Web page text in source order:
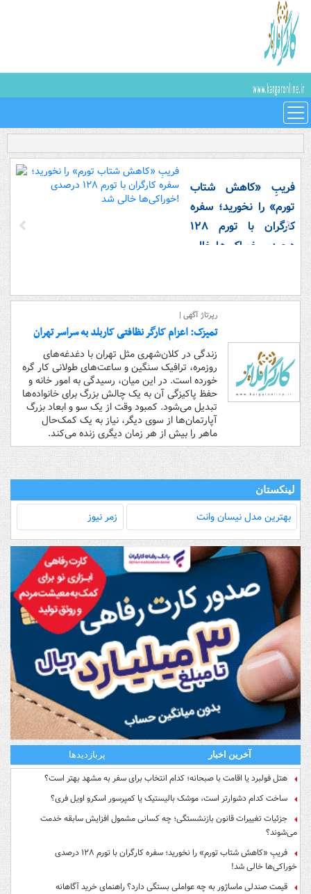
فریبِ «کاهش شتاب
تورم» را نخورید؛ سفره
کارگران با تورم ۱۲۸
درصدی خوراکی‌ها خالی
رپرتاژ آگهی |
تمیزک: اعزام کارگر نظافتی کاربلد به سراسر تهران
زندگی در کلان‌شهری مثل تهران با دغدغه‌های
روزمره، ترافیک سنگین و ساعت‌های طولانی کار گره
خورده است. در این میان، رسیدگی به امور خانه و
حفظ پاکیزگی آن به یک چالش بزرگ برای خانواده‌ها
تبدیل می‌شود. کمبود وقت از یک سو و ابعاد بزرگ
آپارتمان‌ها از سوی دیگر، نیاز به یک کمک‌حال
ماهر را بیش از هر زمان دیگری زنده می‌کند.
لینکستان
بهترین مدل‌ نیسان وانت زمر نیوز
آخرین اخبار پربازدیدها
هتل فولبرد یا اقامت با صبحانه؛ کدام انتخاب برای سفر به مشهد بهتر است؟
ساخت کدام دشوارتر است، موشک بالیستیک یا کمپرسور اسکرو اویل فری؟
جزئیات تغییرات قانون بازنشستگی؛ چه کسانی مشمول افزایش سابقه خدمت
می‌شوند؟
فریبِ «کاهش شتاب تورم» را نخورید؛ سفره کارگران با تورم ۱۲۸ درصدی
خوراکی‌ها خالی شد!
قیمت صندلی ماساژور به چه عواملی بستگی دارد؟ راهنمای خرید آگاهانه